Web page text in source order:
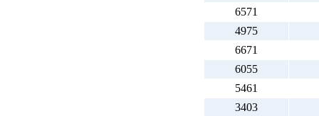
6571
4975
6671
6055
5461
3403